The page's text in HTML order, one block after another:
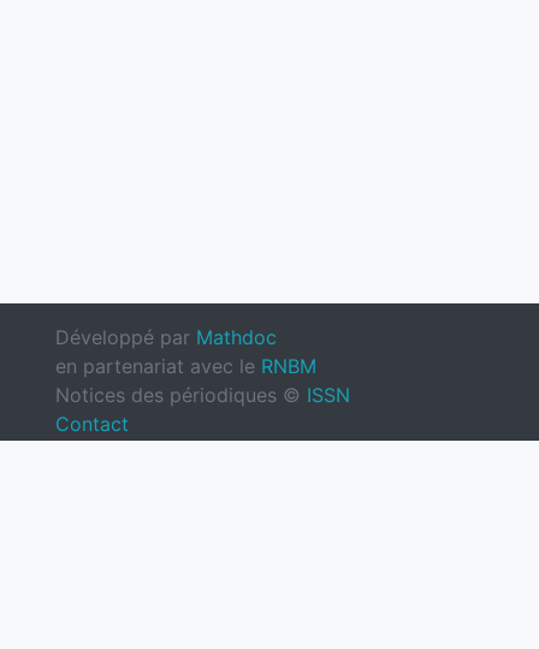
Développé par Mathdoc
en partenariat avec le RNBM
Notices des périodiques © ISSN
Contact